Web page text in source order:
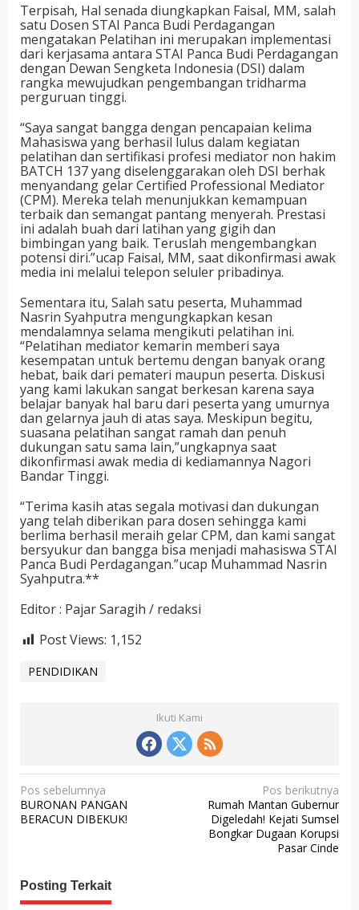
Terpisah, Hal senada diungkapkan Faisal, MM, salah
satu Dosen STAI Panca Budi Perdagangan
mengatakan Pelatihan ini merupakan implementasi
dari kerjasama antara STAI Panca Budi Perdagangan
dengan Dewan Sengketa Indonesia (DSI) dalam
rangka mewujudkan pengembangan tridharma
perguruan tinggi.
“Saya sangat bangga dengan pencapaian kelima
Mahasiswa yang berhasil lulus dalam kegiatan
pelatihan dan sertifikasi profesi mediator non hakim
BATCH 137 yang diselenggarakan oleh DSI berhak
menyandang gelar Certified Professional Mediator
(CPM). Mereka telah menunjukkan kemampuan
terbaik dan semangat pantang menyerah. Prestasi
ini adalah buah dari latihan yang gigih dan
bimbingan yang baik. Teruslah mengembangkan
potensi diri.”ucap Faisal, MM, saat dikonfirmasi awak
media ini melalui telepon seluler pribadinya.
Sementara itu, Salah satu peserta, Muhammad
Nasrin Syahputra mengungkapkan kesan
mendalamnya selama mengikuti pelatihan ini.
“Pelatihan mediator kemarin memberi saya
kesempatan untuk bertemu dengan banyak orang
hebat, baik dari pemateri maupun peserta. Diskusi
yang kami lakukan sangat berkesan karena saya
belajar banyak hal baru dari peserta yang umurnya
dan gelarnya jauh di atas saya. Meskipun begitu,
suasana pelatihan sangat ramah dan penuh
dukungan satu sama lain,”ungkapnya saat
dikonfirmasi awak media di kediamannya Nagori
Bandar Tinggi.
“Terima kasih atas segala motivasi dan dukungan
yang telah diberikan para dosen sehingga kami
berlima berhasil meraih gelar CPM, dan kami sangat
bersyukur dan bangga bisa menjadi mahasiswa STAI
Panca Budi Perdagangan.”ucap Muhammad Nasrin
Syahputra.**
Editor : Pajar Saragih / redaksi
Post Views: 1,152
PENDIDIKAN
Ikuti Kami
N
a
g
a
Pos sebelumnya
BURONAN PANGAN
BERACUN DIBEKUK!
Pos berikutnya
Rumah Mantan Gubernur
Digeledah! Kejati Sumsel
Bongkar Dugaan Korupsi
Pasar Cinde
Posting Terkait